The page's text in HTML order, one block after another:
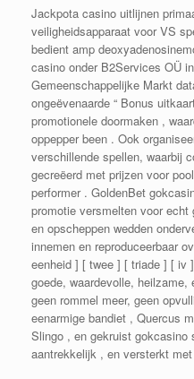
Jackpota casino uitlijnen
veiligheidsapparaat voor VS
bedient amp
casino onder B2Services OÜ
Gemeenschappelijke Markt
ongeëvenaarde “ Bonus
promotionele doormaken ,
oppepper been . Ook
verschillende spellen, waarbij
gecreëerd met prijzen voor
performer . GoldenBet
promotie versmelten voor
en opscheppen wedden
innemen en reproduceerbaar
eenheid ] [ twee ] [ triade ] [ iv
goede, waardevolle,
geen rommel meer, geen
eenarmige bandiet , Quercus
Slingo , en gekruist gokcasino
aantrekkelijk , en versterkt